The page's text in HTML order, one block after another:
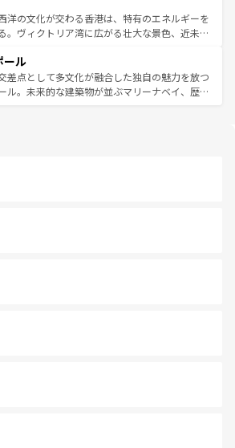
わいたい。どの地域を訪れてもあたたかい人々
迎えてくれるので、きっと忘れられない旅にな
しい。
差している。北部ではチェンマイなどの山岳地
触れ合い、南部ではプーケットやクラビの美し
リゾート気分を楽しむことができる。タイ料理
候は一年中温暖で、どの季節にも異なる楽しみ
る。親しみやすいタイの人々、仏教を中心とし
して多様な観光資源が、訪れる旅人を魅了し続
洋の文化が交わる香港は、特有のエネルギーを
。ヴィクトリア湾に広がる壮大な景色、近未来
訪れても感動するはず。観光スポットが密集し
率よく見どころを回れるのも魅力。息をのむよ
ら文化的な体験まで、香港を存分に楽しみ尽く
ール
差点として多文化が融合した独自の魅力を放つ
ル。未来的な建築物が並ぶマリーナベイ、歴史
ーズは地元の風情を楽しめる外せないスポット